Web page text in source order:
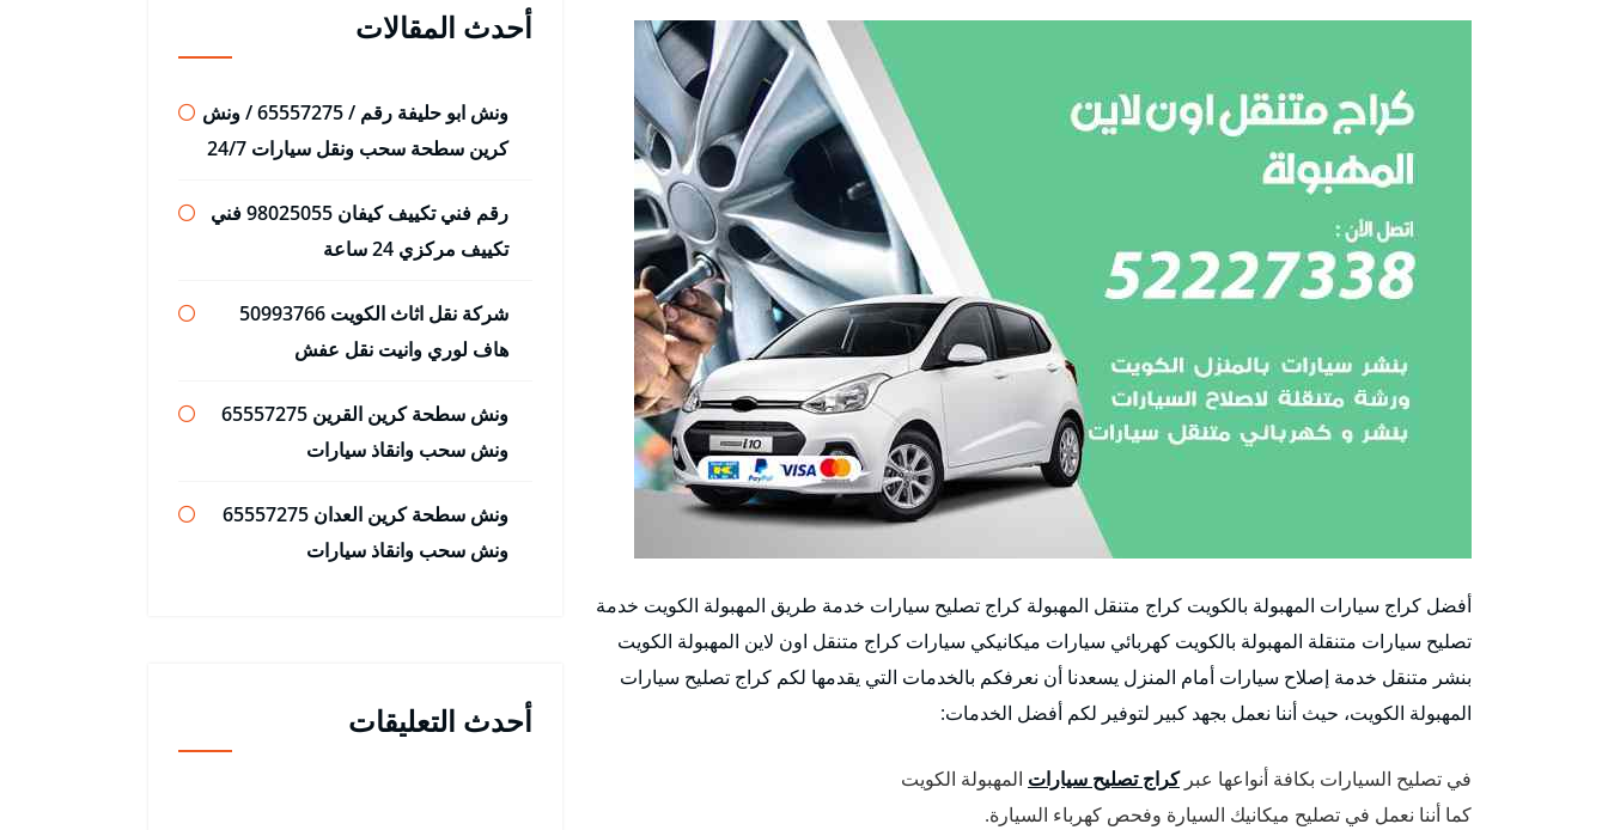
أفضل كراج سيارات المهبولة بالكويت كراج متنقل المهبولة كراج تصليح سيارات خدمة طريق المهبولة الكويت خدمة
تصليح سيارات متنقلة المهبولة بالكويت كهربائي سيارات ميكانيكي سيارات كراج متنقل اون لاين المهبولة الكويت
بنشر متنقل خدمة إصلاح سيارات أمام المنزل يسعدنا أن نعرفكم بالخدمات التي يقدمها لكم كراج تصليح سيارات
المهبولة الكويت، حيث أننا نعمل بجهد كبير لتوفير لكم أفضل الخدمات:
في تصليح السيارات بكافة أنواعها عبركراج تصليح سيارات المهبولة الكويت
كما أننا نعمل في تصليح ميكانيك السيارة وفحص كهرباء السيارة.
أحدث المقالات
ونش ابو حليفة رقم / 65557275 / ونش
كرين سطحة سحب ونقل سيارات 24/7
رقم فني تكييف كيفان 98025055 فني
تكييف مركزي 24 ساعة
شركة نقل اثاث الكويت 50993766
هاف لوري وانيت نقل عفش
ونش سطحة كرين القرين 65557275
ونش سحب وانقاذ سيارات
ونش سطحة كرين العدان 65557275
ونش سحب وانقاذ سيارات
أحدث التعليقات